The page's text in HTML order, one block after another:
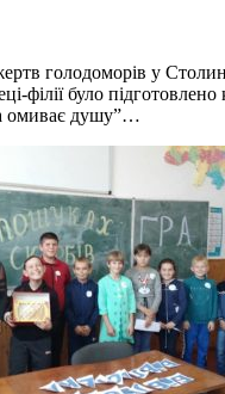
голодоморів у
філії було
омиває душу”…